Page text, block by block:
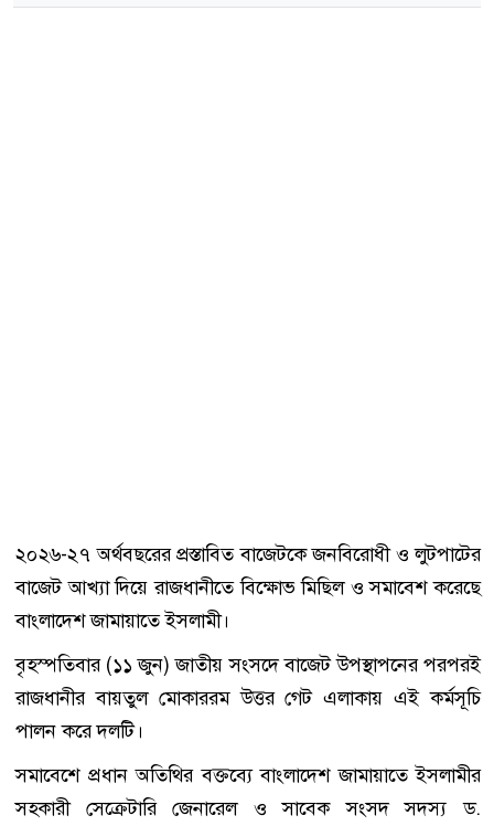
২০২৬-২৭ অর্থবছরের প্রস্তাবিত বাজেটকে জনবিরোধী ও লুটপাটের
বাজেট আখ্যা দিয়ে রাজধানীতে বিক্ষোভ মিছিল ও সমাবেশ করেছে
বাংলাদেশ জামায়াতে ইসলামী।
বৃহস্পতিবার (১১ জুন) জাতীয় সংসদে বাজেট উপস্থাপনের পরপরই
রাজধানীর বায়তুল মোকাররম উত্তর গেট এলাকায় এই কর্মসূচি
পালন করে দলটি।
সমাবেশে প্রধান অতিথির বক্তব্যে বাংলাদেশ জামায়াতে ইসলামীর
সহকারী সেক্রেটারি জেনারেল ও সাবেক সংসদ সদস্য ড.